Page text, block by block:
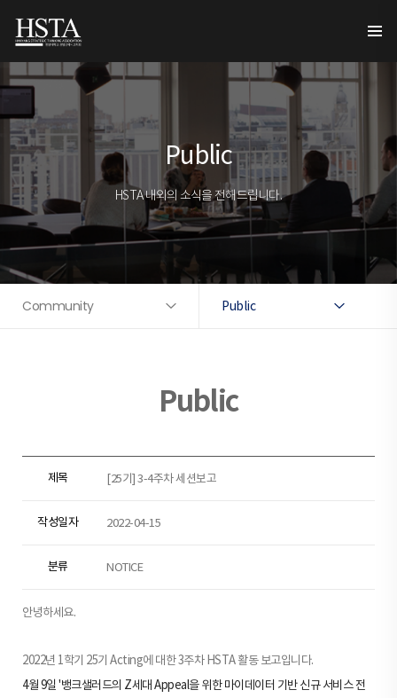
Public
HSTA 내외의 소식을 전해드립니다.
Community Public
Public
제목 [25기] 3-4주차 세션보고
작성일자 2022-04-15
분류 NOTICE
안녕하세요.
2022년 1학기 25기 Acting에 대한 3주차 HSTA 활동 보고입니다.
4월 9일 '뱅크샐러드의 Z세대 Appeal을 위한 마이데이터 기반 신규 서비스 전